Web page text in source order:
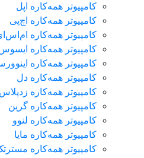
کامپیوتر همه‌کاره اپل
کامپیوتر همه‌کاره اچ‌پی
کامپیوتر همه‌کاره ام‌اس‌ای
کامپیوتر همه‌کاره ایسوس
کامپیوتر همه‌کاره اینوورس
کامپیوتر همه‌کاره دل
کامپیوتر همه‌کاره زدپلاس
کامپیوتر همه‌کاره گرین
کامپیوتر همه‌کاره لنوو
کامپیوتر همه‌کاره مایا
کامپیوتر همه‌کاره مسترتک